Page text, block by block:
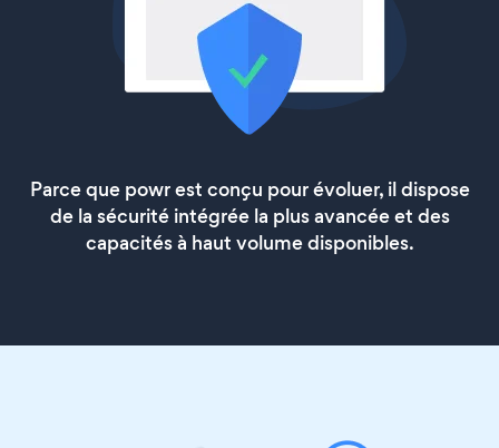
Parce que powr est conçu pour évoluer, il dispose
de la sécurité intégrée la plus avancée et des
capacités à haut volume disponibles.